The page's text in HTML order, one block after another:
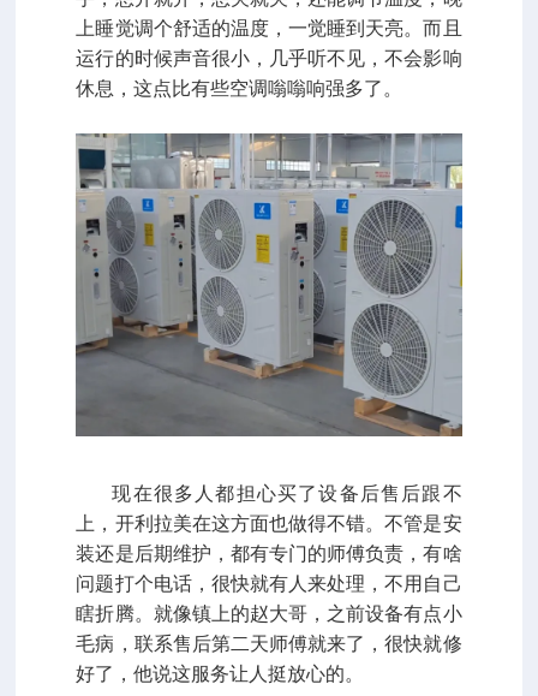
上睡觉调个舒适的温度，一觉睡到天亮。而且
运行的时候声音很小，几乎听不见，不会影响
休息，这点比有些空调嗡嗡响强多了。
现在很多人都担心买了设备后售后跟不
上，开利拉美在这方面也做得不错。不管是安
装还是后期维护，都有专门的师傅负责，有啥
问题打个电话，很快就有人来处理，不用自己
瞎折腾。就像镇上的赵大哥，之前设备有点小
毛病，联系售后第二天师傅就来了，很快就修
好了，他说这服务让人挺放心的。